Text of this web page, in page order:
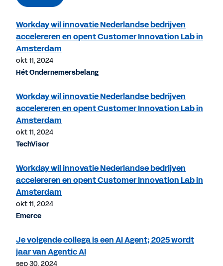
Workday wil innovatie Nederlandse bedrijven
accelereren en opent Customer Innovation Lab in
Amsterdam
okt 11, 2024
Hét Ondernemersbelang
Workday wil innovatie Nederlandse bedrijven
accelereren en opent Customer Innovation Lab in
Amsterdam
okt 11, 2024
TechVisor
Workday wil innovatie Nederlandse bedrijven
accelereren en opent Customer Innovation Lab in
Amsterdam
okt 11, 2024
Emerce
Je volgende collega is een AI Agent; 2025 wordt
jaar van Agentic AI
sep 30, 2024